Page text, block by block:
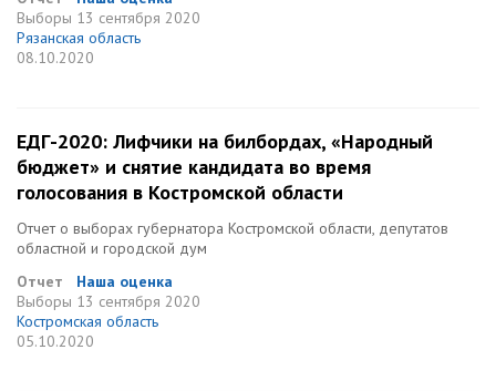
Выборы 13 сентября 2020
Рязанская область
08.10.2020
ЕДГ-2020: Лифчики на билбордах, «Народный
бюджет» и снятие кандидата во время
голосования в Костромской области
Отчет о выборах губернатора Костромской области, депутатов
областной и городской дум
Отчет
Наша оценка
Выборы 13 сентября 2020
Костромская область
05.10.2020